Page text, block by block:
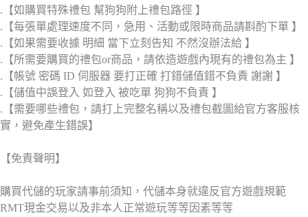
.【如購買特殊禮包 幫狗狗附上禮包路徑 】
.【每張單處理速度不同，急用、活動或限時商品請斟酌下單 】
.【如果需要收據 明細 當下立刻告知 不然沒辦法給 】
.【所需要購買的禮包or商品，請依造遊戲內現有的禮包為主 】
.【帳號 密碼 ID 伺服器 要打正確 打錯儲值錯不負責 謝謝 】
.【儲值中誤登入 如登入 被吃單 狗狗不負責 】
.【需要哪些禮包，請打上完整名稱以及禮包截圖給官方客服核
實，避免產生錯誤】
【免責聲明】
購買代儲的玩家請事前須知，代儲本身就違反官方遊戲規範
RMT現金交易以及非本人正常遊玩等等因素等等